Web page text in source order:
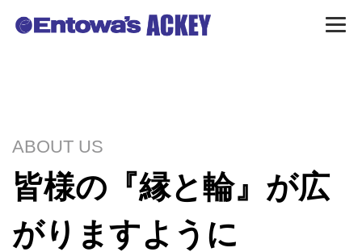
ABOUT US
皆様の『縁と輪』が広
がりますように